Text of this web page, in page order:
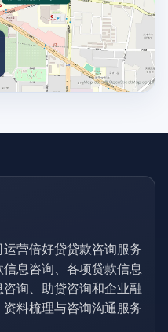
营倍好贷贷款咨询服务
息咨询、各项贷款信息
询、助贷咨询和企业融
料梳理与咨询沟通服务